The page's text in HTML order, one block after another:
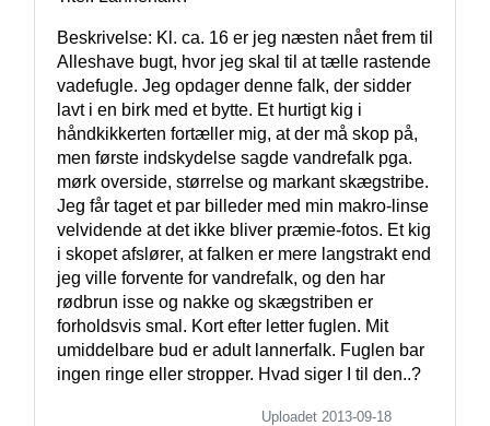
Beskrivelse: Kl. ca. 16 er jeg næsten nået frem til
Alleshave bugt, hvor jeg skal til at tælle rastende
vadefugle. Jeg opdager denne falk, der sidder
lavt i en birk med et bytte. Et hurtigt kig i
håndkikkerten fortæller mig, at der må skop på,
men første indskydelse sagde vandrefalk pga.
mørk overside, størrelse og markant skægstribe.
Jeg får taget et par billeder med min makro-linse
velvidende at det ikke bliver præmie-fotos. Et kig
i skopet afslører, at falken er mere langstrakt end
jeg ville forvente for vandrefalk, og den har
rødbrun isse og nakke og skægstriben er
forholdsvis smal. Kort efter letter fuglen. Mit
umiddelbare bud er adult lannerfalk. Fuglen bar
ingen ringe eller stropper. Hvad siger I til den..?
Uploadet 2013-09-18